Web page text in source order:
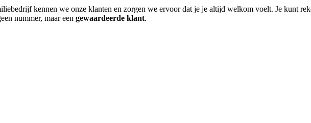
kennen we onze klanten en zorgen we ervoor dat je je altijd welkom voelt. Je kunt
nummer, maar een gewaardeerde klant.